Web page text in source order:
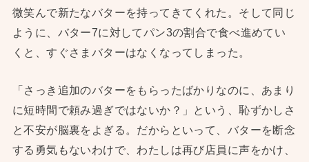
微笑んで新たなバターを持ってきてくれた。そして同じ
ように、バター7に対してパン3の割合で食べ進めてい
くと、すぐさまバターはなくなってしまった。
「さっき追加のバターをもらったばかりなのに、あまり
に短時間で頼み過ぎではないか？」という、恥ずかしさ
と不安が脳裏をよぎる。だからといって、バターを断念
する勇気もないわけで、わたしは再び店員に声をかけ、